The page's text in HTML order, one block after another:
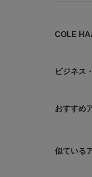
COLE
ビジネス
おすすめ